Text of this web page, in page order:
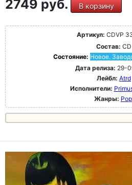
2749 руб. В корзину
Артикул: CDVP
Состав: CD
Состояние: Новое.
Дата релиза: 29-
Лейбл: Atrd
Исполнители:
Жанры: Pop